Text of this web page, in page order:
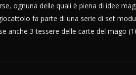
ognuna delle quali è piena di idee
fa parte di una serie di set
anche 3 tessere delle carte del mago